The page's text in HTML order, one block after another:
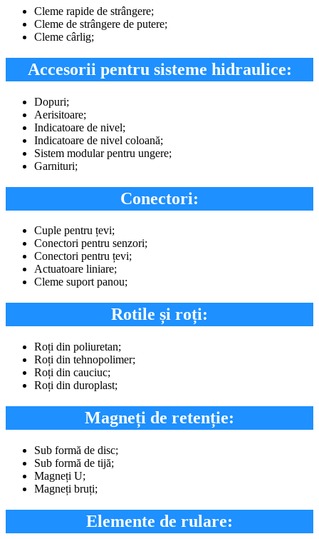
Cleme rapide de strângere;
Cleme de strângere de putere;
Cleme cârlig;
Accesorii pentru sisteme hidraulice:
Dopuri;
Aerisitoare;
Indicatoare de nivel;
Indicatoare de nivel coloană;
Sistem modular pentru ungere;
Garnituri;
Conectori:
Cuple pentru țevi;
Conectori pentru senzori;
Conectori pentru țevi;
Actuatoare liniare;
Cleme suport panou;
Rotile și roți:
Roți din poliuretan;
Roți din tehnopolimer;
Roți din cauciuc;
Roți din duroplast;
Magneți de retenție:
Sub formă de disc;
Sub formă de tijă;
Magneți U;
Magneți bruți;
Elemente de rulare: